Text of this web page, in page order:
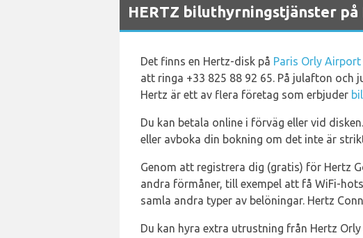
HERTZ biluthyrningstjänster
Det finns en Hertz-disk på Paris Orly Airport
att ringa +33 825 88 92 65. På julafton och
Hertz är ett av flera företag som erbjuder
Du kan betala online i förväg eller vid
eller avboka din bokning om det inte är
Genom att registrera dig (gratis) för Hertz
andra förmåner, till exempel att få WiFi-
samla andra typer av belöningar. Hertz
Du kan hyra extra utrustning från Hertz